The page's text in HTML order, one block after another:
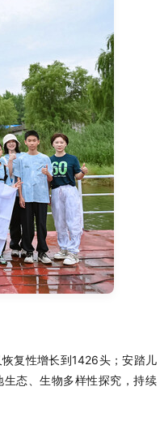
复性增长到1426头；安踏儿
态、生物多样性探究，持续